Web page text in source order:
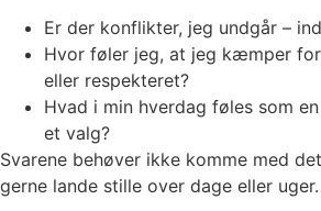
Er der konflikter, jeg undgår –
Hvor føler jeg, at jeg kæmper
eller respekteret?
Hvad i min hverdag føles som
et valg?
Svarene behøver ikke komme med
gerne lande stille over dage eller uger.